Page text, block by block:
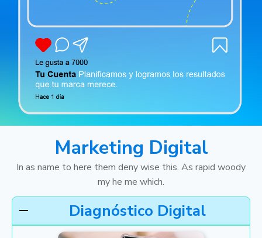
Marketing Digital
In as name to here them deny wise this. As rapid woody
my he me which.
Diagnóstico Digital